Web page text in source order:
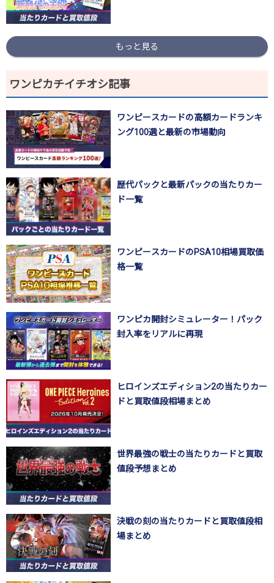
もっと見る
ワンピカチイチオシ記事
ワンピースカードの高額カードランキ
ング100選と最新の市場動向
歴代パックと最新パックの当たりカー
ド一覧
ワンピースカードのPSA10相場買取価
格一覧
ワンピカ開封シミュレーター！パック
封入率をリアルに再現
ヒロインズエディション2の当たりカー
ドと買取値段相場まとめ
世界最強の戦士の当たりカードと買取
値段予想まとめ
決戦の刻の当たりカードと買取値段相
場まとめ